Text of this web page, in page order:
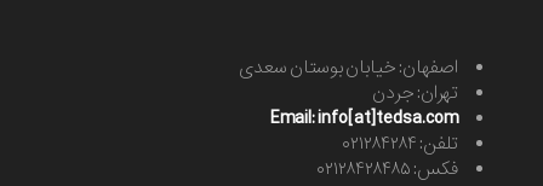
اصفهان: خیابان بوستان سعدی
تهران: جردن
Email: info[at]tedsa.com
تلفن: ۰۲۱۲۸۴۲۸۴
فکس: ۰۲۱۲۸۴۲۸۴۸۵